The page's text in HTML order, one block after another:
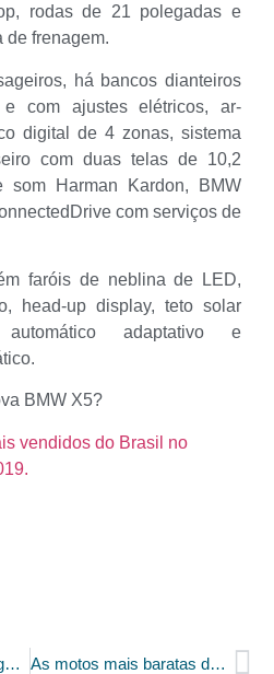
rodas de 21 polegadas e
de frenagem.
há bancos dianteiros
e com ajustes elétricos, ar-
digital de 4 zonas, sistema
com duas telas de 10,2
som Harman Kardon, BMW
com serviços de
faróis de neblina de LED,
head-up display, teto solar
adaptativo e
BMW X5?
vendidos do Brasil no
Perigo: Falhas em airbags ligam sinal de alerta As motos mais baratas do Brasil em 2019